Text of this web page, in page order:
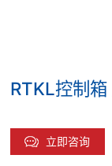
RTKL控制箱
立即咨询